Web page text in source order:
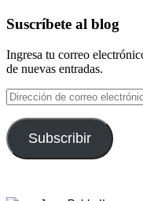
Suscríbete al blog
Ingresa tu correo
de nuevas entradas.
Dirección
de
correo
electrónico
Subscribir